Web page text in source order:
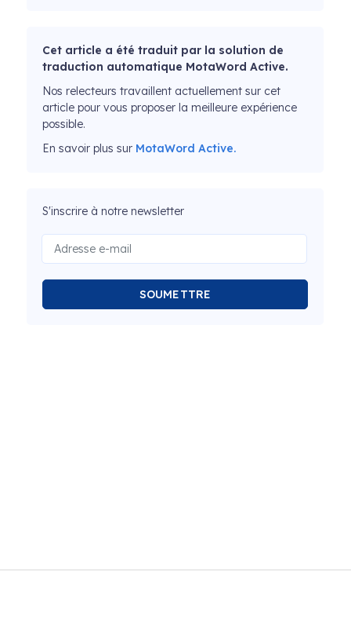
Cet article a été traduit par la solution de
traduction automatique MotaWord Active.
Nos relecteurs travaillent actuellement sur cet
article pour vous proposer la meilleure expérience
possible.
En savoir plus sur MotaWord Active.
S'inscrire à notre newsletter
SOUMETTRE